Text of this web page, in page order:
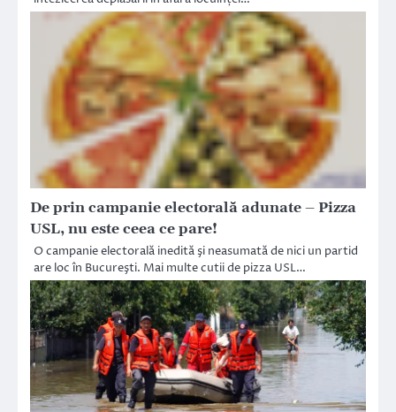
De prin campanie electorală adunate – Pizza
USL, nu este ceea ce pare!
O campanie electorală inedită şi neasumată de nici un partid
are loc în Bucureşti. Mai multe cutii de pizza USL…